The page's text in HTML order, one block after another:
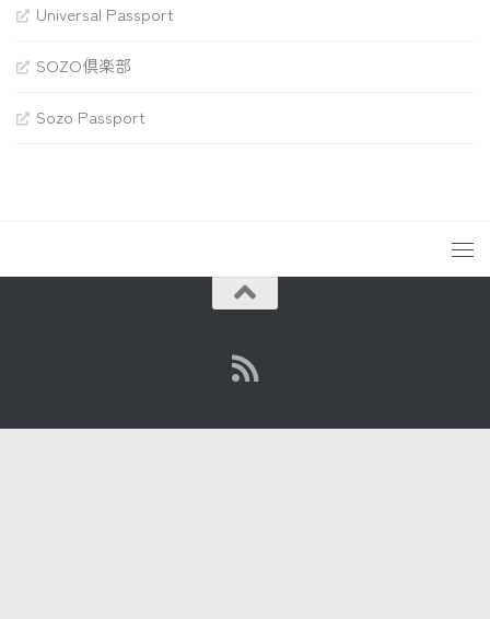
Universal Passport
SOZO倶楽部
Sozo Passport